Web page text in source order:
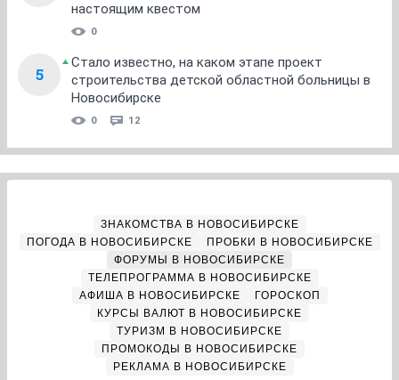
настоящим квестом
0
5
Стало известно, на каком этапе проект
строительства детской областной больницы в
Новосибирске
0 12
ЗНАКОМСТВА В НОВОСИБИРСКЕ
ПОГОДА В НОВОСИБИРСКЕ
ПРОБКИ В НОВОСИБИРСКЕ
ФОРУМЫ В НОВОСИБИРСКЕ
ТЕЛЕПРОГРАММА В НОВОСИБИРСКЕ
АФИША В НОВОСИБИРСКЕ
ГОРОСКОП
КУРСЫ ВАЛЮТ В НОВОСИБИРСКЕ
ТУРИЗМ В НОВОСИБИРСКЕ
ПРОМОКОДЫ В НОВОСИБИРСКЕ
РЕКЛАМА В НОВОСИБИРСКЕ